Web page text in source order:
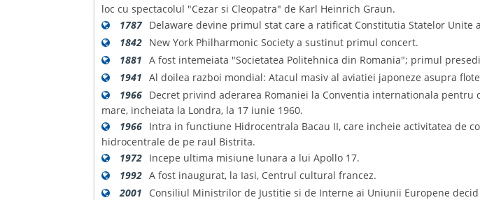
loc cu spectacolul "Cezar si Cleopatra" de Karl Heinrich Graun.
1787 Delaware devine primul stat care a ratificat Constitutia Statelor Unite
1842 New York Philharmonic Society a sustinut primul concert.
1881 A fost intemeiata "Societatea Politehnica din Romania"; primul
1941 Al doilea razboi mondial: Atacul masiv al aviatiei japoneze asupra
1966 Decret privind aderarea Romaniei la Conventia internationala pentru
mare, incheiata la Londra, la 17 iunie 1960.
1966 Intra in functiune Hidrocentrala Bacau II, care incheie activitatea de
hidrocentrale de pe raul Bistrita.
1972 Incepe ultima misiune lunara a lui Apollo 17.
1992 A fost inaugurat, la Iasi, Centrul cultural francez.
2001
Consiliul Ministrilor de Justitie si de Interne ai Uniunii Europene